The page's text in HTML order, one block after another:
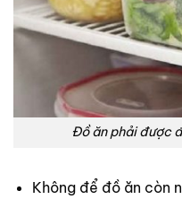
Đồ ăn phải được
Không để đồ ăn còn